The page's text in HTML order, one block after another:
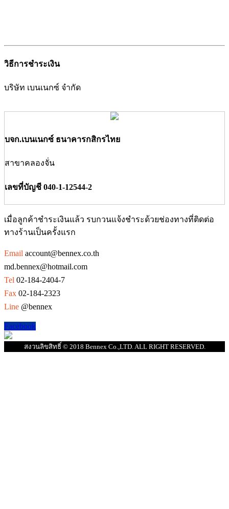
วิธีการชำระเงิน
บริษัท เบนเนกซ์ จำกัด
บจก.เบนเนกซ์ ธนาคารกสิกรไทย
สาขาคลองจั่น
เลขที่บัญชี 040-1-12544-2
เมื่อลูกค้าชำระเงินแล้ว รบกวนแจ้งชำระด้วยช่องทางที่ติดต่อ
ทางร้านเป็นครั้งแรก
Email account@bennex.co.th
md.bennex@hotmail.com
Tel 02-184-2404-7
Fax 02-184-2323
Line @bennex
Facebook
สงวนลิขสิทธิ์ © 2018 Bennex Co.,LTD. ALL RIGHT RESERVED.